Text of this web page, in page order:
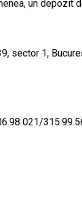
un depozit
sector 1,
021/